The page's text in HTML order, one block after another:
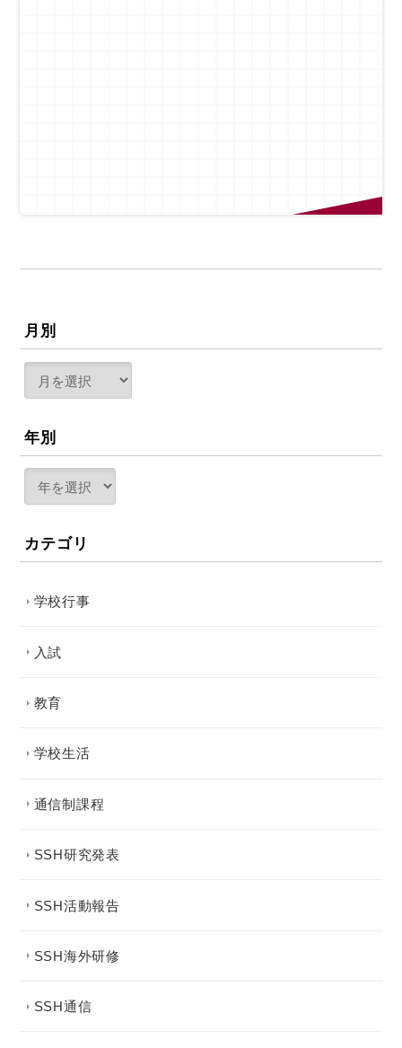
月別
年別
カテゴリ
学校行事
入試
教育
学校生活
通信制課程
SSH研究発表
SSH活動報告
SSH海外研修
SSH通信